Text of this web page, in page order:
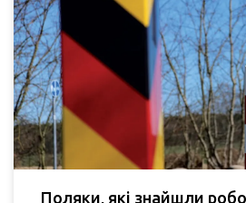
Поляки, які знайшли